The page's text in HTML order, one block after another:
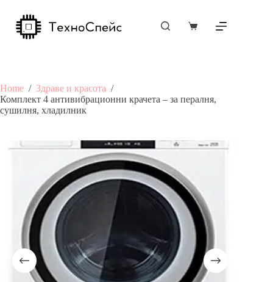
content
Shopping
Home / Здраве и красота /
Комплект 4 антивибрационни крачета – за пералня,
сушилня, хладилник